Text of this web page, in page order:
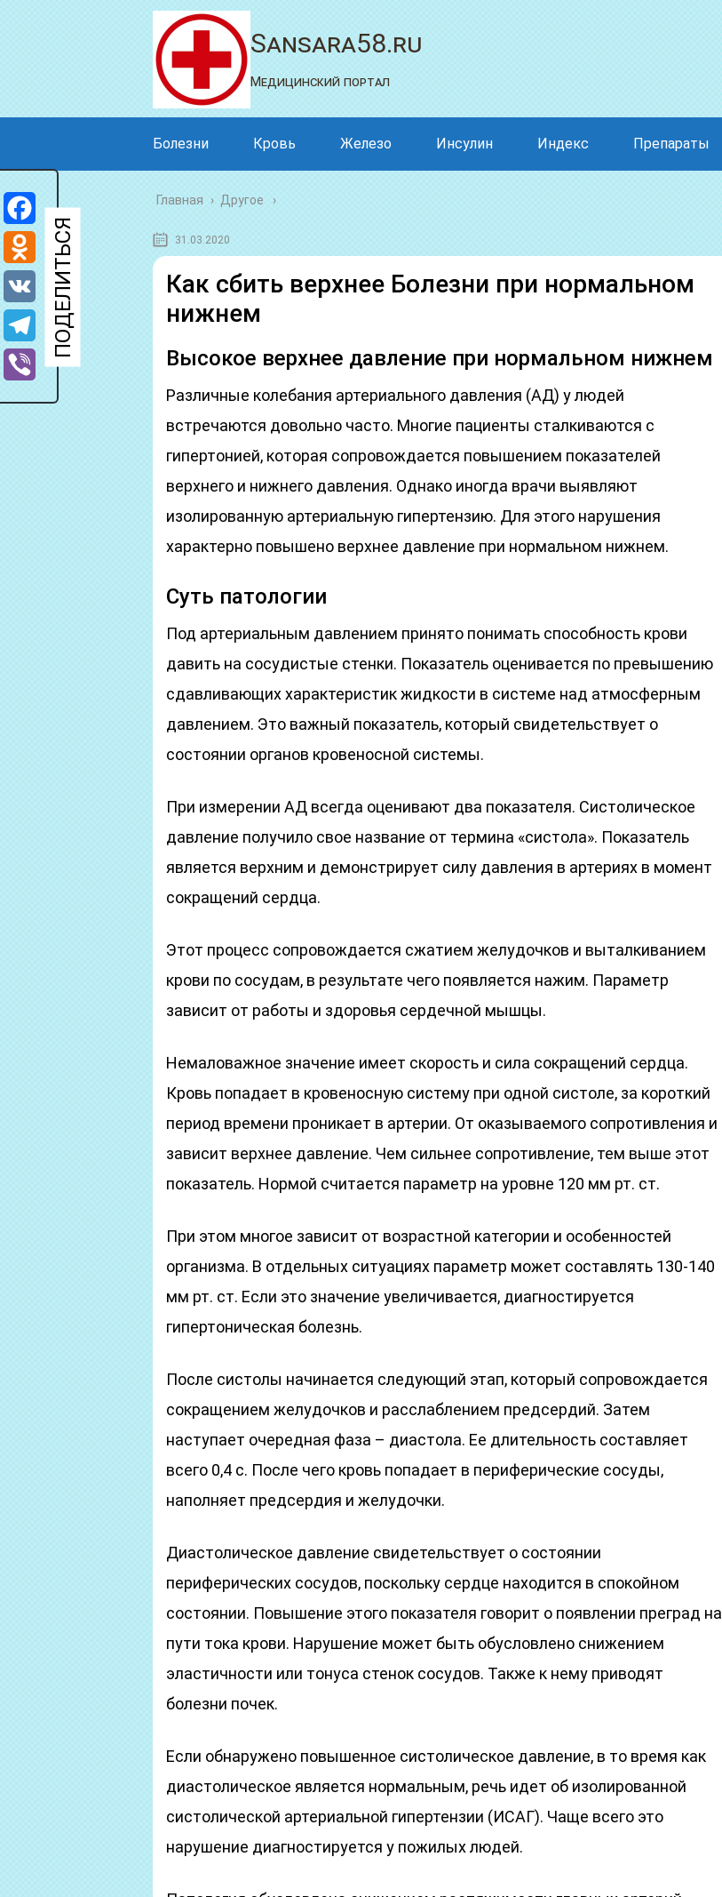
Sansara58.ru
Медицинский портал
Болезни Кровь Железо Инсулин Индекс Препараты
Главная › Другое
31.03.2020
Как сбить верхнее Болезни при нормальном
нижнем
Высокое верхнее давление при нормальном нижнем
Различные колебания артериального давления (АД) у людей
встречаются довольно часто. Многие пациенты сталкиваются с
гипертонией, которая сопровождается повышением показателей
верхнего и нижнего давления. Однако иногда врачи выявляют
изолированную артериальную гипертензию. Для этого нарушения
характерно повышено верхнее давление при нормальном нижнем.
Суть патологии
Под артериальным давлением принято понимать способность крови
давить на сосудистые стенки. Показатель оценивается по превышению
сдавливающих характеристик жидкости в системе над атмосферным
давлением. Это важный показатель, который свидетельствует о
состоянии органов кровеносной системы.
При измерении АД всегда оценивают два показателя. Систолическое
давление получило свое название от термина «систола». Показатель
является верхним и демонстрирует силу давления в артериях в момент
сокращений сердца.
Этот процесс сопровождается сжатием желудочков и выталкиванием
крови по сосудам, в результате чего появляется нажим. Параметр
зависит от работы и здоровья сердечной мышцы.
Немаловажное значение имеет скорость и сила сокращений сердца.
Кровь попадает в кровеносную систему при одной систоле, за короткий
период времени проникает в артерии. От оказываемого сопротивления и
зависит верхнее давление. Чем сильнее сопротивление, тем выше этот
показатель. Нормой считается параметр на уровне 120 мм рт. ст.
При этом многое зависит от возрастной категории и особенностей
организма. В отдельных ситуациях параметр может составлять 130-140
мм рт. ст. Если это значение увеличивается, диагностируется
гипертоническая болезнь.
После систолы начинается следующий этап, который сопровождается
сокращением желудочков и расслаблением предсердий. Затем
наступает очередная фаза – диастола. Ее длительность составляет
всего 0,4 с. После чего кровь попадает в периферические сосуды,
наполняет предсердия и желудочки.
Диастолическое давление свидетельствует о состоянии
периферических сосудов, поскольку сердце находится в спокойном
состоянии. Повышение этого показателя говорит о появлении преград на
пути тока крови. Нарушение может быть обусловлено снижением
эластичности или тонуса стенок сосудов. Также к нему приводят
болезни почек.
Если обнаружено повышенное систолическое давление, в то время как
диастолическое является нормальным, речь идет об изолированной
систолической артериальной гипертензии (ИСАГ). Чаще всего это
нарушение диагностируется у пожилых людей.
Facebook
Odnoklassniki
VK
Telegram
Viber